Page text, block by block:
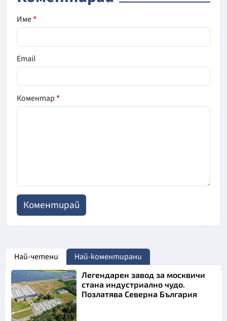
Име*
Email
Коментар*
Най-четени Най-коментирани
Легендарен завод за москвичи
стана индустриално чудо.
Позлатява Северна България